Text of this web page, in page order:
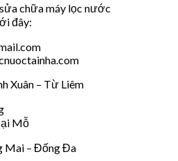
chữa máy lọc nước
đây:
Xuân – Từ Liêm
Mỗ
Mai – Đống Đa